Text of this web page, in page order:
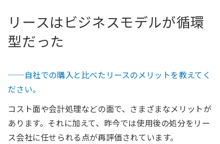
リースはビジネスモデルが循環
型だった
──自社での購入と比べたリースのメリットを教えてく
ださい。
コスト面や会計処理などの面で、さまざまなメリットが
あります。それに加えて、昨今では使用後の処分をリー
ス会社に任せられる点が再評価されています。